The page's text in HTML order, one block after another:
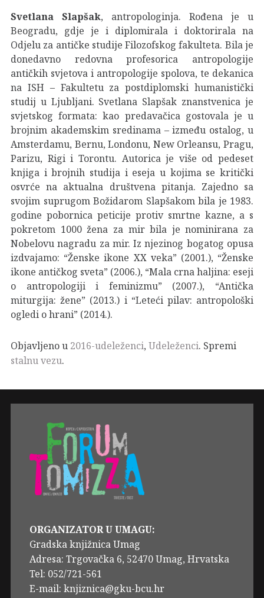
Svetlana Slapšak, antropologinja. Rođena je u
Beogradu, gdje je i diplomirala i doktorirala na
Odjelu za antičke studije Filozofskog fakulteta. Bila je
donedavno redovna profesorica antropologije
antičkih svjetova i antropologije spolova, te dekanica
na ISH – Fakultetu za postdiplomski humanistički
studij u Ljubljani. Svetlana Slapšak znanstvenica je
svjetskog formata: kao predavačica gostovala je u
brojnim akademskim sredinama – između ostalog, u
Amsterdamu, Bernu, Londonu, New Orleansu, Pragu,
Parizu, Rigi i Torontu. Autorica je više od pedeset
knjiga i brojnih studija i eseja u kojima se kritički
osvrće na aktualna društvena pitanja. Zajedno sa
svojim suprugom Božidarom Slapšakom bila je 1983.
godine pobornica peticije protiv smrtne kazne, a s
pokretom 1000 žena za mir bila je nominirana za
Nobelovu nagradu za mir. Iz njezinog bogatog opusa
izdvajamo: “Ženske ikone XX veka” (2001.), “Ženske
ikone antičkog sveta” (2006.), “Mala crna haljina: eseji
o antropologiji i feminizmu” (2007.), “Antička
miturgija: žene” (2013.) i “Leteći pilav: antropološki
ogledi o hrani” (2014.).
Objavljeno u 2016-udeleženci, Udeleženci. Spremi
stalnu vezu.
ORGANIZATOR U UMAGU:
Gradska knjižnica Umag
Adresa: Trgovačka 6, 52470 Umag, Hrvatska
Tel: 052/721-561
E-mail: knjiznica@gku-bcu.hr